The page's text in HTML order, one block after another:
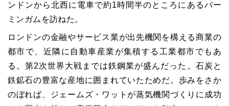
ンドンから北西に電車で約1時間半のところにあるバー
ミンガムを訪ねた。
ロンドンの金融やサービス業が出先機関を構える商業の
都市で、近隣に自動車産業が集積する工業都市でもあ
る。第2次世界大戦までは鉄鋼業が盛んだった。石炭と
鉄鉱石の豊富な産地に囲まれていたためだ。歩みをさか
のぼれば、ジェームズ・ワットが蒸気機関づくりに成功